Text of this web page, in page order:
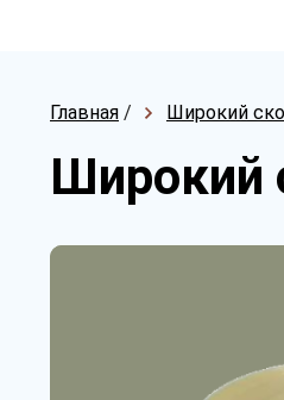
Главная / Широкий
Широкий